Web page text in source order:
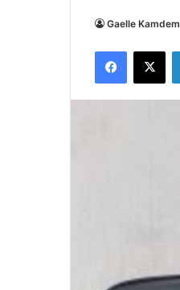
Gaelle Kamdem
Facebook
X